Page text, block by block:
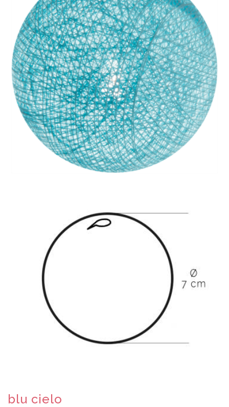
blu cielo